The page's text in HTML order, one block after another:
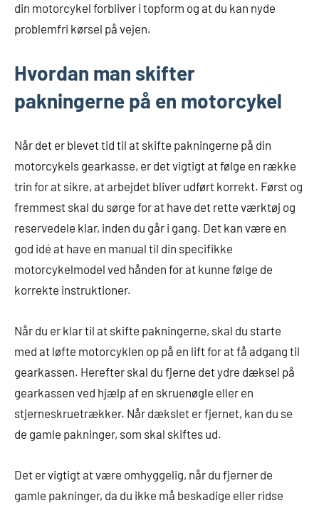
din motorcykel forbliver i topform og at du kan nyde
problemfri kørsel på vejen.
Hvordan man skifter
pakningerne på en motorcykel
Når det er blevet tid til at skifte pakningerne på din
motorcykels gearkasse, er det vigtigt at følge en række
trin for at sikre, at arbejdet bliver udført korrekt. Først og
fremmest skal du sørge for at have det rette værktøj og
reservedele klar, inden du går i gang. Det kan være en
god idé at have en manual til din specifikke
motorcykelmodel ved hånden for at kunne følge de
korrekte instruktioner.
Når du er klar til at skifte pakningerne, skal du starte
med at løfte motorcyklen op på en lift for at få adgang til
gearkassen. Herefter skal du fjerne det ydre dæksel på
gearkassen ved hjælp af en skruenøgle eller en
stjerneskruetrækker. Når dækslet er fjernet, kan du se
de gamle pakninger, som skal skiftes ud.
Det er vigtigt at være omhyggelig, når du fjerner de
gamle pakninger, da du ikke må beskadige eller ridse